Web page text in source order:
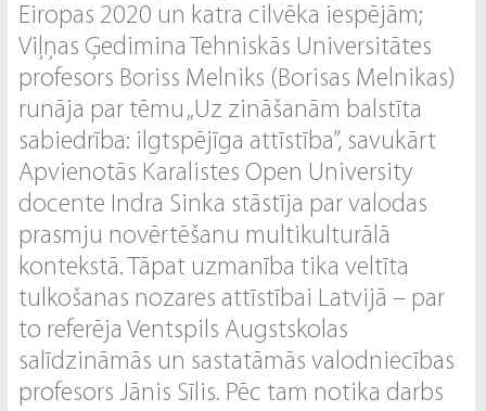
Eiropas 2020 un katra cilvēka iespējām;
Viļņas Ģedimina Tehniskās Universitātes
profesors Boriss Melniks (Borisas Melnikas)
runāja par tēmu „Uz zināšanām balstīta
sabiedrība: ilgtspējīga attīstība”, savukārt
Apvienotās Karalistes Open University
docente Indra Sinka stāstīja par valodas
prasmju novērtēšanu multikulturālā
kontekstā. Tāpat uzmanība tika veltīta
tulkošanas nozares attīstībai Latvijā – par
to referēja Ventspils Augstskolas
salīdzināmās un sastatāmās valodniecības
profesors Jānis Sīlis. Pēc tam notika darbs